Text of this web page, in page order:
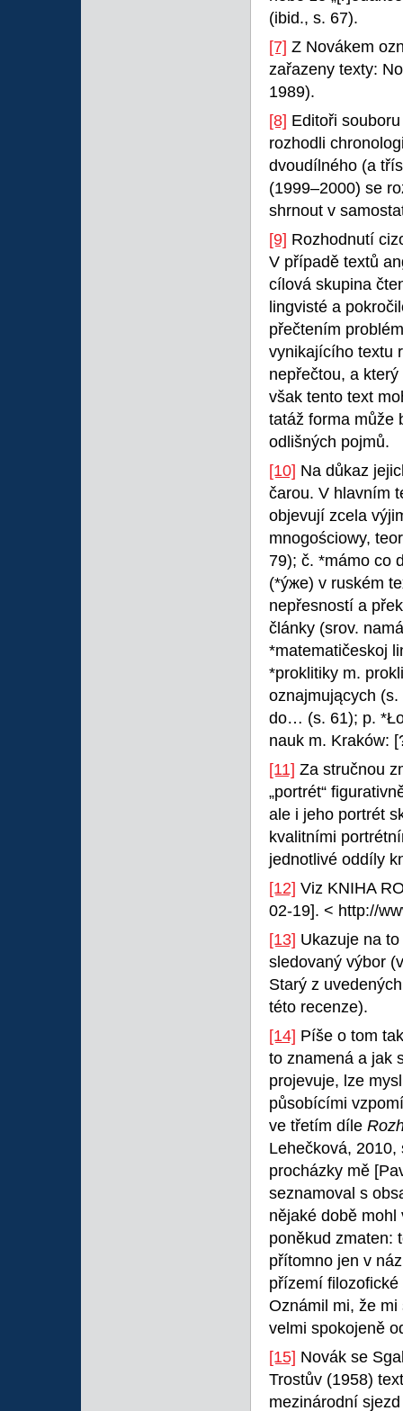
(ibid., s. 67).
[7] Z Novákem
zařazeny texty:
1989).
[8] Editoři
rozhodli
dvoudílného (a
(1999–2000) se
shrnout v
[9] Rozhodnutí
V případě textů
cílová skupina
lingvisté a
přečtením
vynikajícího textu
nepřečtou, a
však tento text
tatáž forma může
odlišných pojmů.
[10] Na důkaz
čarou. V hlavním
objevují zcela
mnogościowy,
79); č. *mámo co
(*ýже) v ruském
nepřesností a
články (srov.
*matematičeskoj
*proklitiky m.
oznajmujących
do… (s. 61); p.
nauk m. Kraków:
[11] Za stručnou
„portrét“
ale i jeho portrét
kvalitními
jednotlivé oddíly
[12] Viz KNIHA
02-19]. < http://
[13] Ukazuje na
sledovaný výbor
Starý z
této recenze).
[14] Píše o tom
to znamená a jak
projevuje, lze
působícími
ve třetím díle
Lehečková, 2010,
procházky mě
seznamoval s
nějaké době
poněkud zmaten:
přítomno jen v
přízemí
Oznámil mi, že
velmi spokojeně
[15] Novák se
Trostův (1958)
mezinárodní